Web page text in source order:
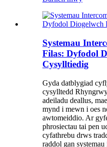
Systemau
Filas: Dyfodol
Cysylltiedig
Gyda datblygiad
cysylltedd
adeiladu deallus,
mynd i mewn i oes
awtomeiddio. Ar
phrosiectau tai pen
cyfathrebu drws
raddol gan